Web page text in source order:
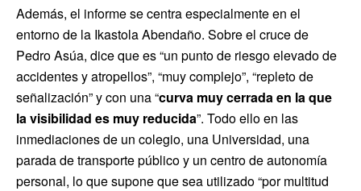
Además, el informe se centra especialmente en el
entorno de la Ikastola Abendaño. Sobre el cruce de
Pedro Asúa, dice que es “un punto de riesgo elevado de
accidentes y atropellos”, “muy complejo”, “repleto de
señalización” y con una “curva muy cerrada en la que
la visibilidad es muy reducida”. Todo ello en las
inmediaciones de un colegio, una Universidad, una
parada de transporte público y un centro de autonomía
personal, lo que supone que sea utilizado “por multitud